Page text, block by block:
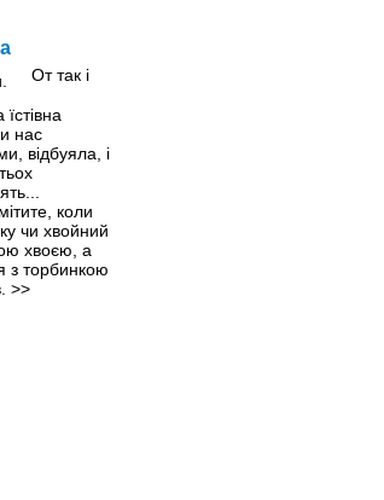
От так і
нас
відбуяла, і
коли
чи хвойний
хвоєю, а
з торбинкою
>>